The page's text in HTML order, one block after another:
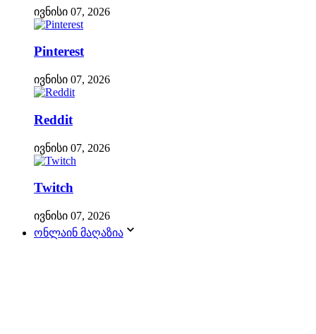
ივნისი 07, 2026
Pinterest
ივნისი 07, 2026
Reddit
ივნისი 07, 2026
Twitch
ივნისი 07, 2026
ონლაინ მაღაზია